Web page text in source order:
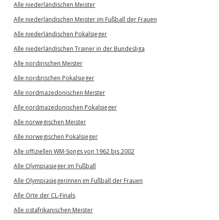
Alle niederländischen Meister
Alle niederländischen Meister im Fußball der Frauen
Alle niederländischen Pokalsieger
Alle niederländischen Trainer in der Bundesliga
Alle nordirischen Meister
Alle nordirischen Pokalsieger
Alle nordmazedonischen Meister
Alle nordmazedonischen Pokalsieger
Alle norwegischen Meister
Alle norwegischen Pokalsieger
Alle offiziellen WM-Songs von 1962 bis 2002
Alle Olympiasieger im Fußball
Alle Olympiasiegerinnen im Fußball der Frauen
Alle Orte der CL-Finals
Alle ostafrikanischen Meister